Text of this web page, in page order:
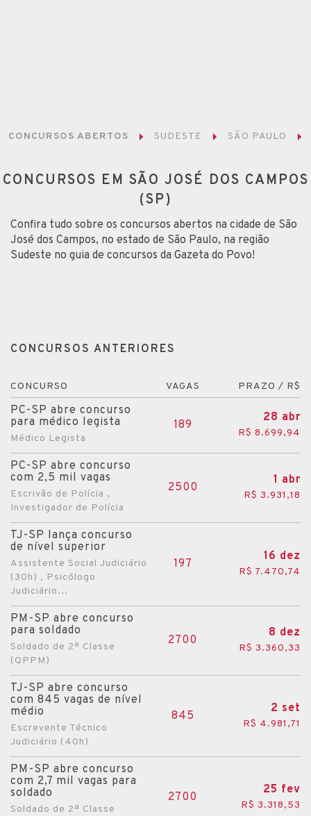
CONCURSOS ABERTOS SUDESTE SÃO PAULO
CONCURSOS EM SÃO JOSÉ DOS CAMPOS
(SP)
Confira tudo sobre os concursos abertos na cidade de São
José dos Campos, no estado de São Paulo, na região
Sudeste no guia de concursos da Gazeta do Povo!
CONCURSOS ANTERIORES
CONCURSO VAGAS PRAZO / R$
PC-SP abre concurso
para médico legista
Médico Legista
189
28 abr
R$ 8.699,94
PC-SP abre concurso
com 2,5 mil vagas
Escrivão de Polícia ,
Investigador de Polícia
2500
1 abr
R$ 3.931,18
TJ-SP lança concurso
de nível superior
Assistente Social Judiciário
(30h) , Psicólogo
Judiciário...
197
16 dez
R$ 7.470,74
PM-SP abre concurso
para soldado
Soldado de 2ª Classe
(QPPM)
2700
8 dez
R$ 3.360,33
TJ-SP abre concurso
com 845 vagas de nível
médio
Escrevente Técnico
Judiciário (40h)
845
2 set
R$ 4.981,71
PM-SP abre concurso
com 2,7 mil vagas para
soldado
Soldado de 2ª Classe
2700
25 fev
R$ 3.318,53